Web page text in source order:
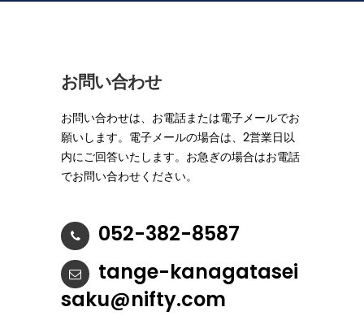
お問い合わせ
お問い合わせは、お電話または電子メールでお
願いします。電子メールの場合は、2営業日以
内にご回答いたします。お急ぎの場合はお電話
でお問い合わせください。
052-382-8587
tange-kanagatasei
saku@nifty.com